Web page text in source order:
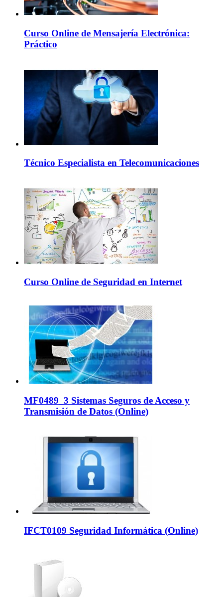
Curso Online de Mensajería Electrónica:
Práctico
Técnico Especialista en Telecomunicaciones
Curso Online de Seguridad en Internet
MF0489_3 Sistemas Seguros de Acceso y
Transmisión de Datos (Online)
IFCT0109 Seguridad Informática (Online)